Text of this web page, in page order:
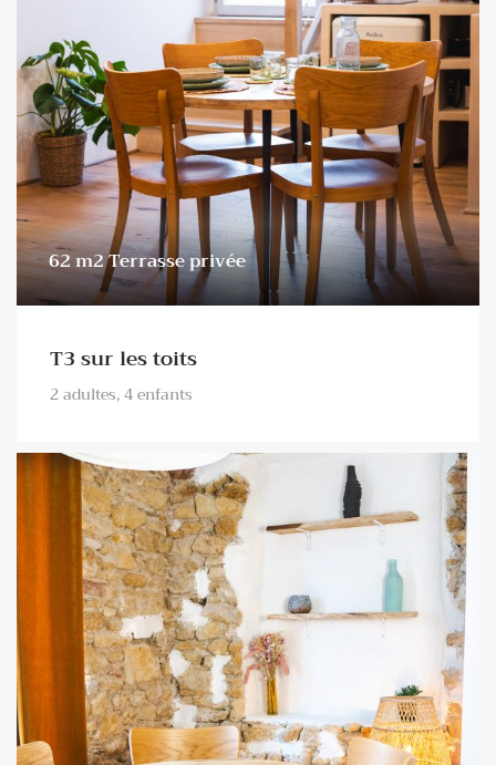
62 m2 Terrasse privée
T3 sur les toits
2 adultes, 4 enfants